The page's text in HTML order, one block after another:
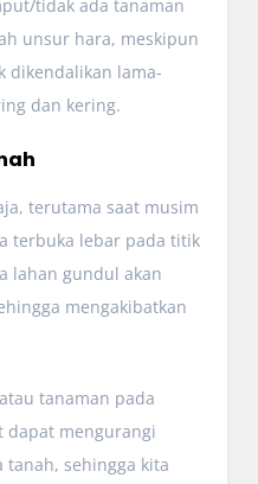
tidak ada tanaman
unsur hara, meskipun
dikendalikan lama-
dan kering.
terutama saat musim
terbuka lebar pada titik
lahan gundul akan
mengakibatkan
tanaman pada
dapat mengurangi
tanah, sehingga kita